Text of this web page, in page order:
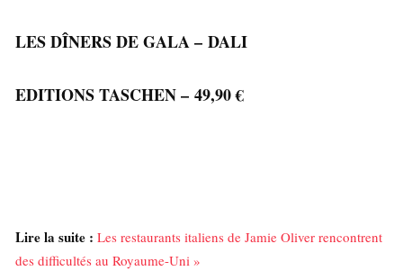
LES DÎNERS DE GALA – DALI
EDITIONS TASCHEN – 49,90 €
Lire la suite : Les restaurants italiens de Jamie Oliver rencontrent
des difficultés au Royaume-Uni »